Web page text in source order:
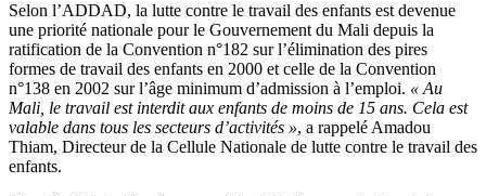
des
enfants
Selon l’ADDAD, la lutte contre le travail des enfants est devenue
une priorité nationale pour le Gouvernement du Mali depuis la
ratification de la Convention n°182 sur l’élimination des pires
formes de travail des enfants en 2000 et celle de la Convention
n°138 en 2002 sur l’âge minimum d’admission à l’emploi. « Au
Mali, le travail est interdit aux enfants de moins de 15 ans. Cela est
valable dans tous les secteurs d’activités », a rappelé Amadou
Thiam, Directeur de la Cellule Nationale de lutte contre le travail des
enfants.